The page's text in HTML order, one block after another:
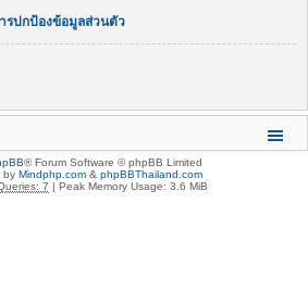
รปกป้องข้อมูลส่วนตัว
® Forum Software © phpBB Limited
by Mindphp.com& phpBBThailand.com
7 | Peak Memory Usage: 3.6 MiB